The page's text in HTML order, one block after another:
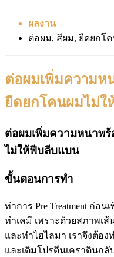
ผลงาน
ต่อผม, สีผม, ยืดยกโ
ต่อผมเพิ่มความห
ยืดยกโคนผมไม่
ต่อผมเพิ่มความหนาพ
ไม่ให้ฟีบลีบแบน
ขั้นตอนการทำ
ทำการ Pre Treatment ก่อ
ทำเคมี เพราะด้วยสภาพเ
และทำไฮไลมา เราจึงต้อ
และเติมโปรตีนเคราตินกลั